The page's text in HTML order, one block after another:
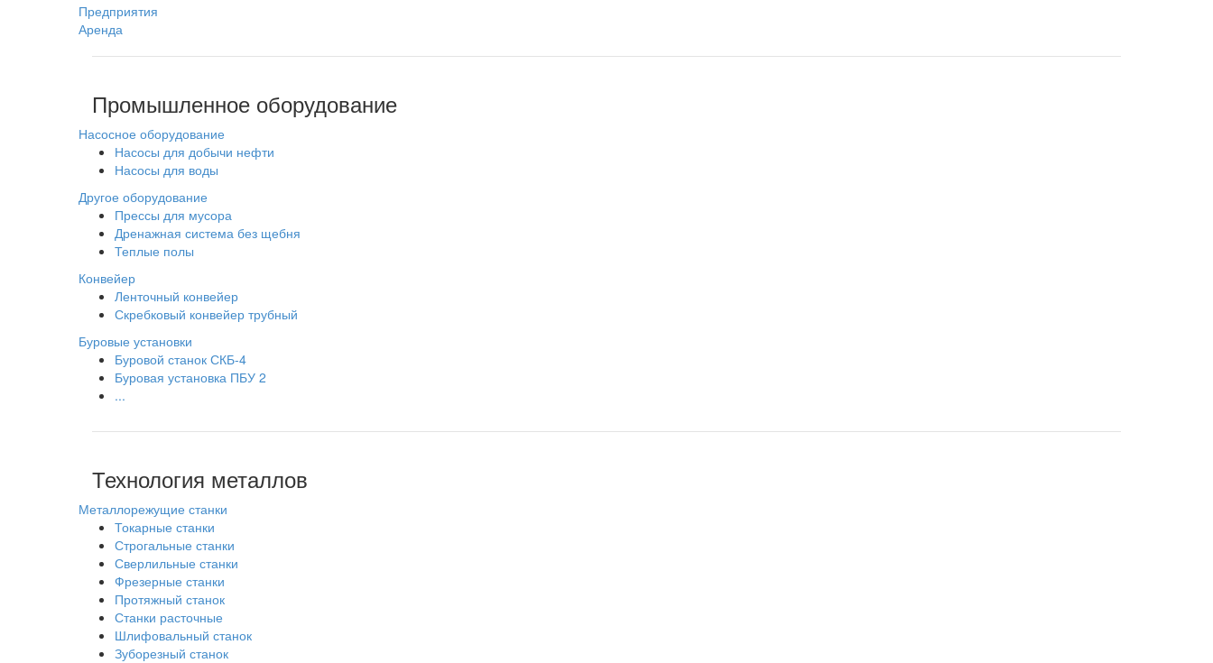
Предприятия
Аренда
Промышленное оборудование
Насосное оборудование
Насосы для добычи нефти
Насосы для воды
Другое оборудование
Прессы для мусора
Дренажная система без щебня
Теплые полы
Конвейер
Ленточный конвейер
Скребковый конвейер трубный
Буровые установки
Буровой станок СКБ-4
Буровая установка ПБУ 2
...
Технология металлов
Металлорежущие станки
Токарные станки
Строгальные станки
Сверлильные станки
Фрезерные станки
Протяжный станок
Станки расточные
Шлифовальный станок
Зуборезный станок